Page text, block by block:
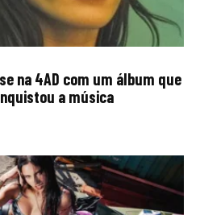
na 4AD com um álbum que
a música